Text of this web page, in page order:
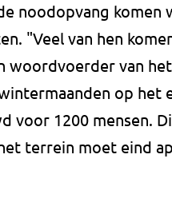
noodopvang komen
"Veel van hen
woordvoerder van
op het
voor 1200 mensen.
terrein moet eind